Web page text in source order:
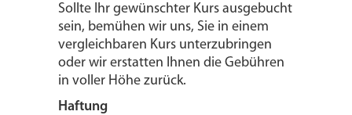
Sollte Ihr gewünschter Kurs ausgebucht
sein, bemühen wir uns, Sie in einem
vergleichbaren Kurs unterzubringen
oder wir erstatten Ihnen die Gebühren
in voller Höhe zurück.
Haftung